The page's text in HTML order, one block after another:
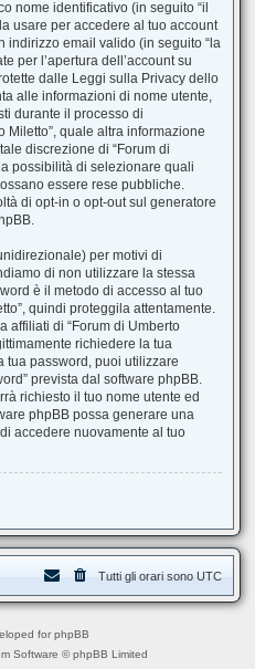
nome identificativo (in seguito “il
usare per accedere al tuo account
indirizzo email valido (in seguito “la
per l’apertura dell’account su
dalle Leggi sulla Privacy dello
alle informazioni di nome utente,
durante il processo di
Miletto”, quale altra informazione
discrezione di “Forum di
possibilità di selezionare quali
essere rese pubbliche.
di opt-in o opt-out sul generatore
per motivi di
di non utilizzare la stessa
è il metodo di accesso al tuo
quindi proteggila attentamente.
affiliati di “Forum di Umberto
richiedere la tua
tua password, puoi utilizzare
prevista dal software phpBB.
richiesto il tuo nome utente ed
phpBB possa generare una
accedere nuovamente al tuo
Tutti gli orari sono UTC
for phpBB
Software © phpBB Limited